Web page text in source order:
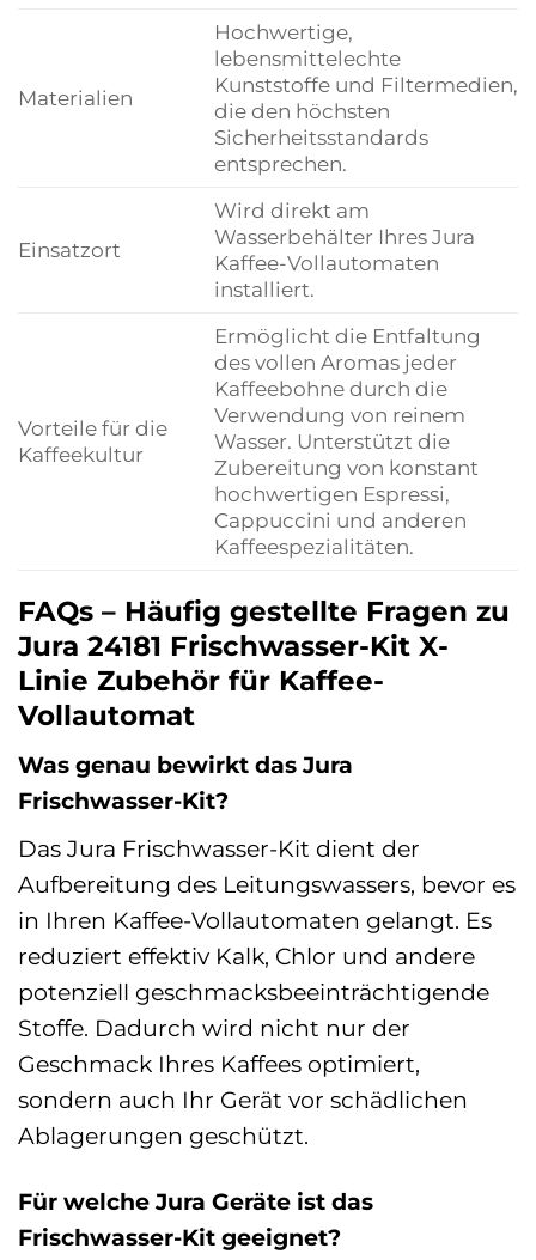
Materialien
Hochwertige,
lebensmittelechte
Kunststoffe und Filtermedien,
die den höchsten
Sicherheitsstandards
entsprechen.
Einsatzort
Wird direkt am
Wasserbehälter Ihres Jura
Kaffee-Vollautomaten
installiert.
Vorteile für die
Kaffeekultur
Ermöglicht die Entfaltung
des vollen Aromas jeder
Kaffeebohne durch die
Verwendung von reinem
Wasser. Unterstützt die
Zubereitung von konstant
hochwertigen Espressi,
Cappuccini und anderen
Kaffeespezialitäten.
FAQs – Häufig gestellte Fragen zu
Jura 24181 Frischwasser-Kit X-
Linie Zubehör für Kaffee-
Vollautomat
Was genau bewirkt das Jura
Frischwasser-Kit?
Das Jura Frischwasser-Kit dient der
Aufbereitung des Leitungswassers, bevor es
in Ihren Kaffee-Vollautomaten gelangt. Es
reduziert effektiv Kalk, Chlor und andere
potenziell geschmacksbeeinträchtigende
Stoffe. Dadurch wird nicht nur der
Geschmack Ihres Kaffees optimiert,
sondern auch Ihr Gerät vor schädlichen
Ablagerungen geschützt.
Für welche Jura Geräte ist das
Frischwasser-Kit geeignet?